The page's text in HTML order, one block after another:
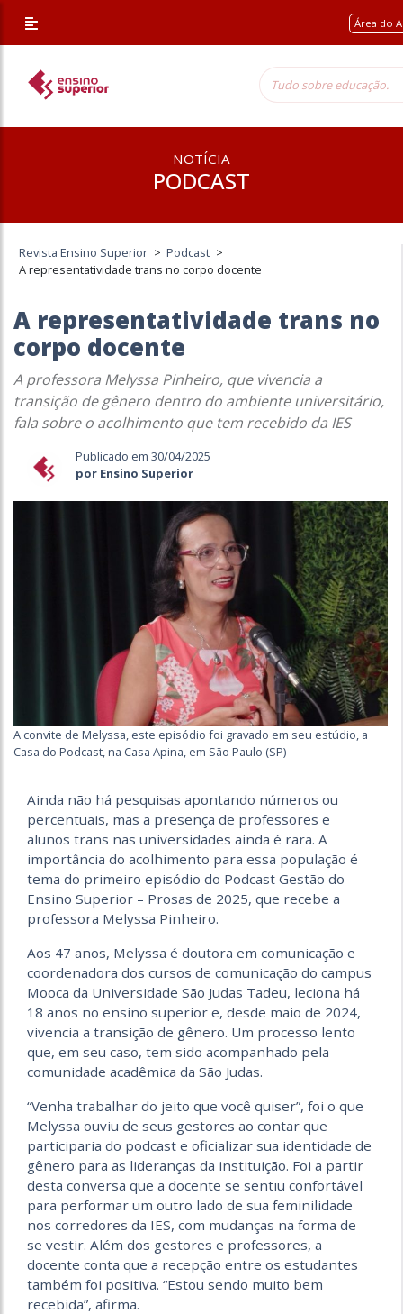
Área do
NOTÍCIA
PODCAST
Revista Ensino Superior > Podcast >
A representatividade trans no corpo docente
A representatividade trans no
corpo docente
A professora Melyssa Pinheiro, que vivencia a
transição de gênero dentro do ambiente universitário,
fala sobre o acolhimento que tem recebido da IES
Publicado em 30/04/2025
por Ensino Superior
A convite de Melyssa, este episódio foi gravado em seu estúdio, a
Casa do Podcast, na Casa Apina, em São Paulo (SP)
Ainda não há pesquisas apontando números ou
percentuais, mas a presença de professores e
alunos trans nas universidades ainda é rara. A
importância do acolhimento para essa população é
tema do primeiro episódio do Podcast Gestão do
Ensino Superior – Prosas de 2025, que recebe a
professora Melyssa Pinheiro.
Aos 47 anos, Melyssa é doutora em comunicação e
coordenadora dos cursos de comunicação do campus
Mooca da Universidade São Judas Tadeu, leciona há
18 anos no ensino superior e, desde maio de 2024,
vivencia a transição de gênero. Um processo lento
que, em seu caso, tem sido acompanhado pela
comunidade acadêmica da São Judas.
“Venha trabalhar do jeito que você quiser”, foi o que
Melyssa ouviu de seus gestores ao contar que
participaria do podcast e oficializar sua identidade de
gênero para as lideranças da instituição. Foi a partir
desta conversa que a docente se sentiu confortável
para performar um outro lado de sua feminilidade
nos corredores da IES, com mudanças na forma de
se vestir. Além dos gestores e professores, a
docente conta que a recepção entre os estudantes
também foi positiva. “Estou sendo muito bem
recebida”, afirma.